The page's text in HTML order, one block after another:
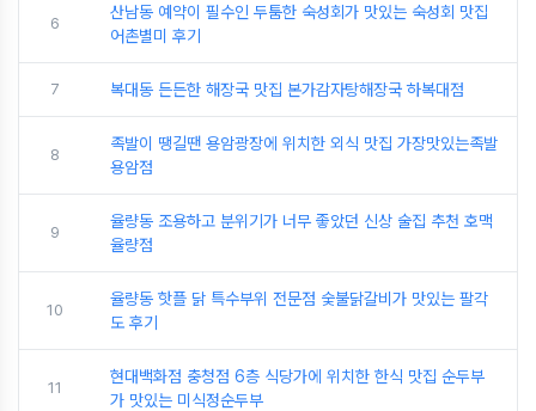
6
산남동 예약이 필수인 두툼한 숙성회가 맛있는 숙성회 맛집
어촌별미 후기
7 복대동 든든한 해장국 맛집 본가감자탕해장국 하복대점
8
족발이 땡길땐 용암광장에 위치한 외식 맛집 가장맛있는족발
용암점
9
율량동 조용하고 분위기가 너무 좋았던 신상 술집 추천 호맥
율량점
10
율량동 핫플 닭 특수부위 전문점 숯불닭갈비가 맛있는 팔각
도 후기
11
현대백화점 충청점 6층 식당가에 위치한 한식 맛집 순두부
가 맛있는 미식정순두부